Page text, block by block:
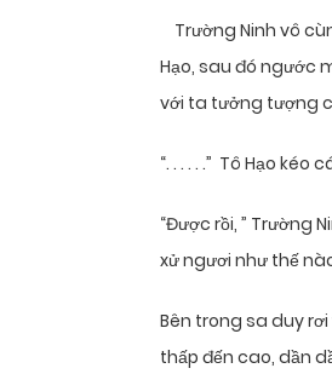
Trường Ninh vô
Hạo, sau đó ngước
với ta tưởng tượng
“. . . . . .” Tô Hạo
“Được rồi, ” Trường
xử ngươi như thế
Bên trong sa duy
thấp đến cao, dần